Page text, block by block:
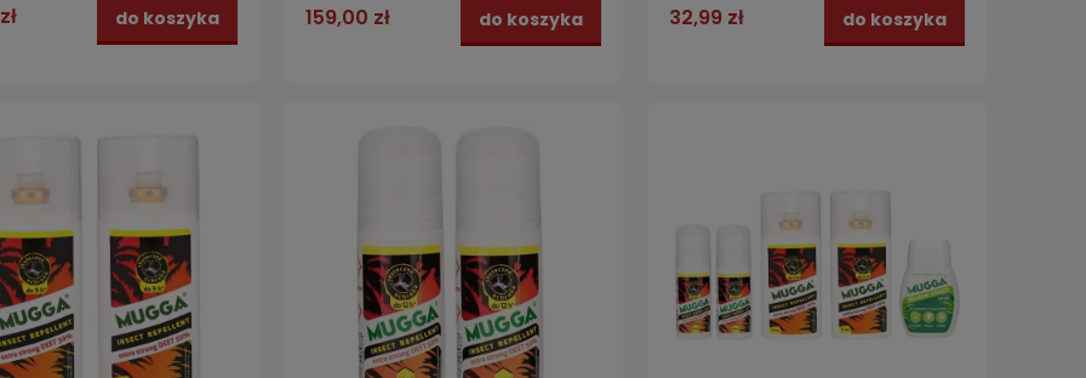
do koszyka 159,00 zł do koszyka 32,99 zł do koszyka